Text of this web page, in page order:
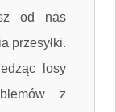
od nas
przesyłki.
losy
z